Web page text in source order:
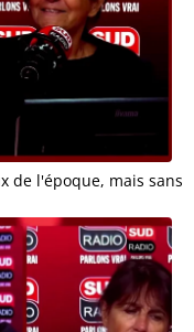
de l'époque, mais sans